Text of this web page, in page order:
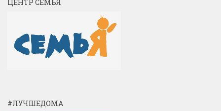
ЦЕНТР СЕМЬЯ
#ЛУЧШЕДОМА